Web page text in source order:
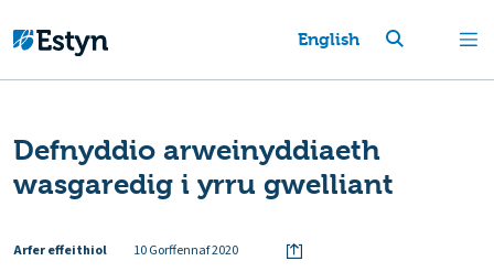
English
Defnyddio arweinyddiaeth
wasgaredig i yrru gwelliant
Arfer effeithiol 10 Gorffennaf 2020